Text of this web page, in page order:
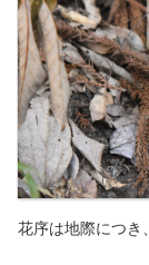
花序は地際につき